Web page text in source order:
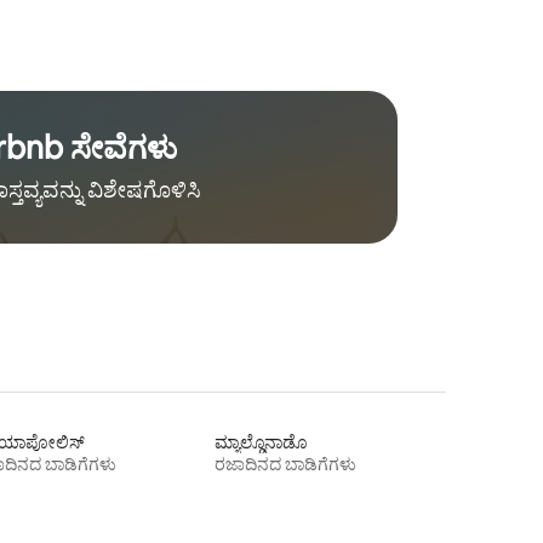
ಸೇವೆಗಳು
ವಿಶೇಷಗೊಳಿಸಿ
ಬಾಡಿಗೆಗಳು
ಮ್ಯಾಲ್ಡೊನಾಡೊ
ರಜಾದಿನದ ಬಾಡಿಗೆಗಳು